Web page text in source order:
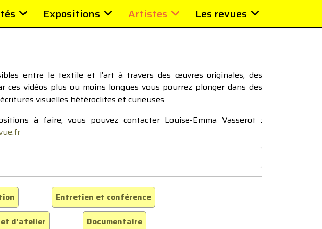
Expositions Artistes Les revues
entre le textile et l’art à travers des œuvres originales, des
vidéos plus ou moins longues vous pourrez plonger dans des
visuelles hétéroclites et curieuses.
à faire, vous pouvez contacter Louise-Emma Vasserot :
Entretien et conférence
d'atelier Documentaire